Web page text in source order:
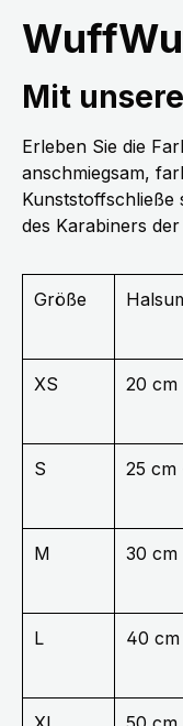
Mit
Erleben Sie die
anschmiegsam,
Kunststoffschließe
des Karabiners
Größe
XS 20 cm
S 25 cm
M 30
L 40